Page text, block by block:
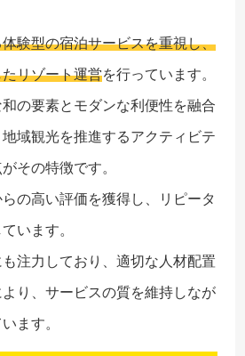
験型の宿泊サービスを重視し、
リゾート運営を行っています。
の要素とモダンな利便性を融合
域観光を推進するアクティビテ
その特徴です。
の高い評価を獲得し、リピータ
います。
注力しており、適切な人材配置
り、サービスの質を維持しなが
ます。